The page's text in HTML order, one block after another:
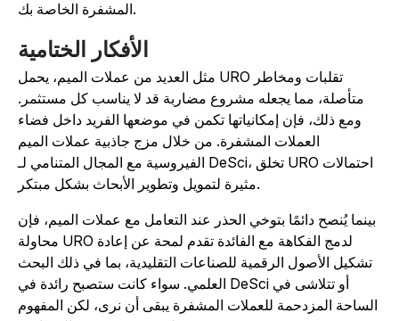
الأفكار الختامية
مثل العديد من عملات الميم، يحمل URO تقلبات ومخاطر
متأصلة، مما يجعله مشروع مضاربة قد لا يناسب كل مستثمر.
ومع ذلك، فإن إمكانياتها تكمن في موضعها الفريد داخل فضاء
العملات المشفرة. من خلال مزج جاذبية عملات الميم
الفيروسية مع المجال المتنامي لـ DeSci، تخلق URO احتمالات
بينما يُنصح دائمًا بتوخي الحذر عند التعامل مع عملات الميم، فإن
محاولة URO لدمج الفكاهة مع الفائدة تقدم لمحة عن إعادة
تشكيل الأصول الرقمية للصناعات التقليدية، بما في ذلك البحث
العلمي. سواء كانت ستصبح رائدة في DeSci أو تتلاشى في
الساحة المزدحمة للعملات المشفرة يبقى أن نرى، لكن المفهوم